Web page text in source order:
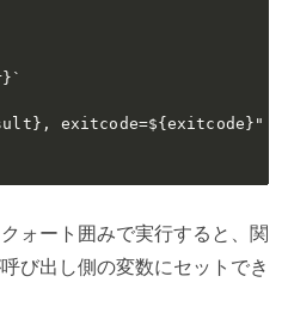
exitcode=${exitcode}"
ォート囲みで実行すると、関
び出し側の変数にセットでき